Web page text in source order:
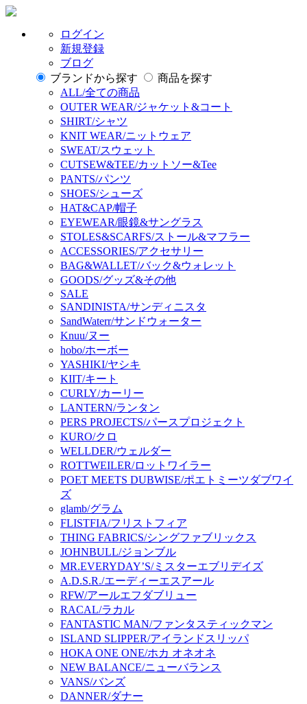
ログイン
新規登録
ブログ
ブランドから探す
商品を探す
ALL/全ての商品
OUTER WEAR/ジャケット&コート
SHIRT/シャツ
KNIT WEAR/ニットウェア
SWEAT/スウェット
CUTSEW&TEE/カットソー&Tee
PANTS/パンツ
SHOES/シューズ
HAT&CAP/帽子
EYEWEAR/眼鏡&サングラス
STOLES&SCARFS/ストール&マフラー
ACCESSORIES/アクセサリー
BAG&WALLET/バック&ウォレット
GOODS/グッズ&その他
SALE
SANDINISTA/サンディニスタ
SandWaterr/サンドウォーター
Knuu/ヌー
hobo/ホーボー
YASHIKI/ヤシキ
KIIT/キート
CURLY/カーリー
LANTERN/ランタン
PERS PROJECTS/パースプロジェクト
KURO/クロ
WELLDER/ウェルダー
ROTTWEILER/ロットワイラー
POET MEETS DUBWISE/ポエトミーツダブワイ
ズ
glamb/グラム
FLISTFIA/フリストフィア
THING FABRICS/シングファブリックス
JOHNBULL/ジョンブル
MR.EVERYDAY’S/ミスターエブリデイズ
A.D.S.R./エーディーエスアール
RFW/アールエフダブリュー
RACAL/ラカル
FANTASTIC MAN/ファンタスティックマン
ISLAND SLIPPER/アイランドスリッパ
HOKA ONE ONE/ホカ オネオネ
NEW BALANCE/ニューバランス
VANS/バンズ
DANNER/ダナー